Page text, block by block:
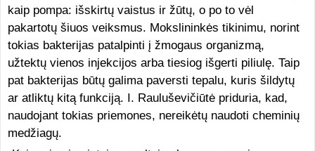
kaip pompa: išskirtų vaistus ir žūtų, o po to vėl
pakartotų šiuos veiksmus. Mokslininkės tikinimu, norint
tokias bakterijas patalpinti į žmogaus organizmą,
užtektų vienos injekcijos arba tiesiog išgerti piliulę. Taip
pat bakterijas būtų galima paversti tepalu, kuris šildytų
ar atliktų kitą funkciją. I. Rauluševičiūtė priduria, kad,
naudojant tokias priemones, nereikėtų naudoti cheminių
medžiagų.